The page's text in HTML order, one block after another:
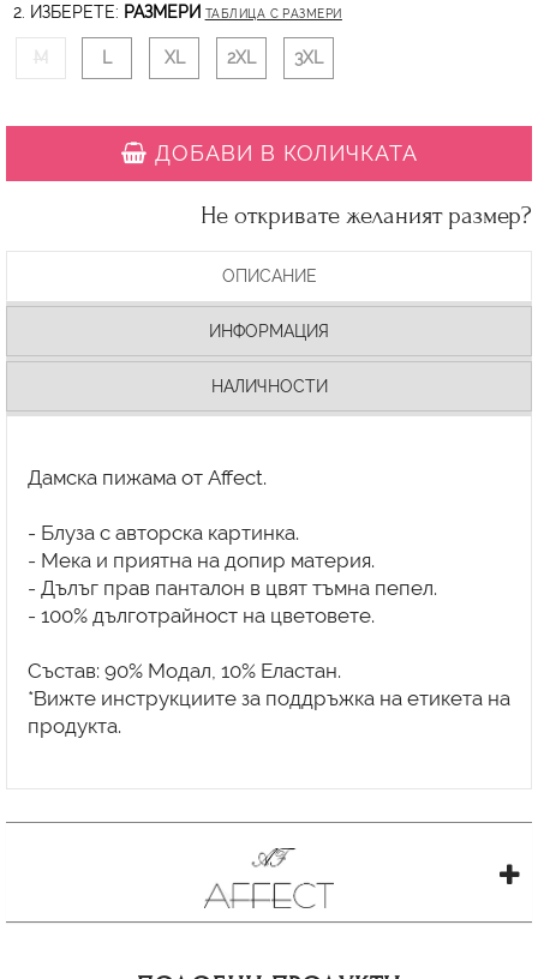
2. ИЗБЕРЕТЕ: РАЗМЕРИ ТАБЛИЦА С РАЗМЕРИ
M L XL 2XL 3XL
ДОБАВИ В КОЛИЧКАТА
Не откривате желаният размер?
ОПИСАНИЕ
ИНФОРМАЦИЯ
НАЛИЧНОСТИ
Дамска пижама от Affect.
- Блуза с авторска картинка.
- Мека и приятна на допир материя.
- Дълъг прав панталон в цвят тъмна пепел.
- 100% дълготрайност на цветовете.
Състав: 90% Модал, 10% Еластан.
*Вижте инструкциите за поддръжка на етикета на
продукта.